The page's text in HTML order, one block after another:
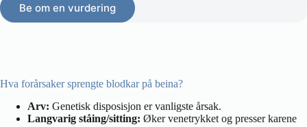
Be om en vurdering
Hva forårsaker sprengte blodkar på beina?
Arv: Genetisk disposisjon er vanligste årsak.
Langvarig ståing/sitting: Øker venetrykket og presser karene